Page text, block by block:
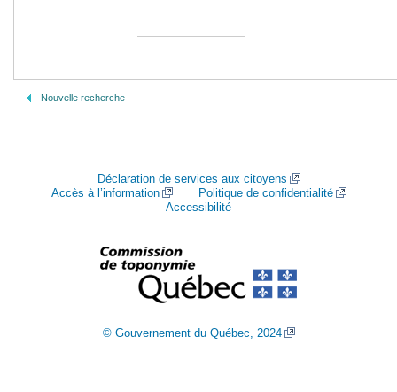
Nouvelle recherche
Déclaration de services aux citoyens
Accès à l’information
Politique de confidentialité
Accessibilité
© Gouvernement du Québec, 2024